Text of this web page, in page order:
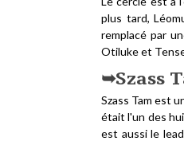
plus tard,
remplacé par
Otiluke et
Szass
Szass Tam est
était l'un des
est aussi le